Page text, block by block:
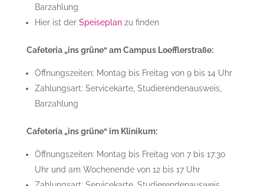
Barzahlung
Hier ist der Speiseplanzu finden
Cafeteria „ins grüne“ am Campus Loefflerstraße:
Öffnungszeiten: Montag bis Freitag von 9 bis 14 Uhr
Zahlungsart: Servicekarte, Studierendenausweis,
Barzahlung
Cafeteria „ins grüne“ im Klinikum:
Öffnungszeiten: Montag bis Freitag von 7 bis 17:30
Uhr und am Wochenende von 12 bis 17 Uhr